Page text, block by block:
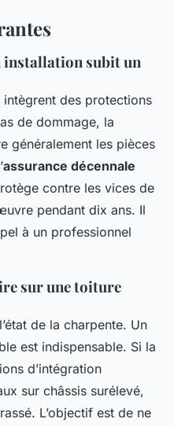
installation subit un
des protections
de dommage, la
généralement les pièces
assurance décennale
contre les vices de
pendant dix ans. Il
à un professionnel
sur une toiture
de la charpente. Un
est indispensable. Si la
d’intégration
sur châssis surélevé,
L’objectif est de ne